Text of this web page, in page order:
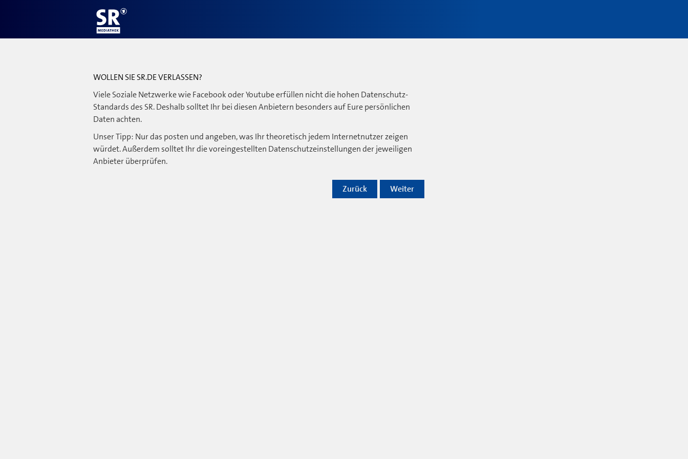
WOLLEN SIE SR.DE VERLASSEN?
Viele Soziale Netzwerke wie Facebook oder Youtube erfüllen nicht die hohen Datenschutz-
Standards des SR. Deshalb solltet Ihr bei diesen Anbietern besonders auf Eure persönlichen
Daten achten.
Unser Tipp: Nur das posten und angeben, was Ihr theoretisch jedem Internetnutzer zeigen
würdet. Außerdem solltet Ihr die voreingestellten Datenschutzeinstellungen der jeweiligen
Anbieter überprüfen.
Weiter
Zurück